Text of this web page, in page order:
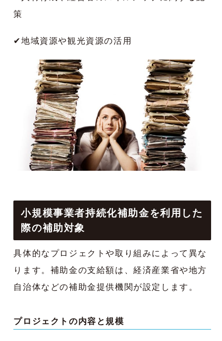
策
✔︎地域資源や観光資源の活用
小規模事業者持続化補助金を利用した
際の補助対象
具体的なプロジェクトや取り組みによって異な
ります。補助金の支給額は、経済産業省や地方
自治体などの補助金提供機関が設定します。
プロジェクトの内容と規模